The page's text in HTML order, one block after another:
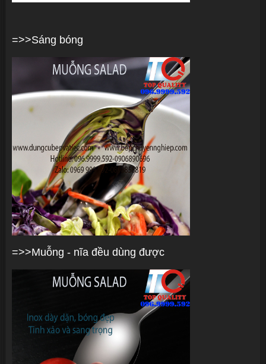
=>>Sáng bóng
=>>Muỗng - nĩa đều dùng được